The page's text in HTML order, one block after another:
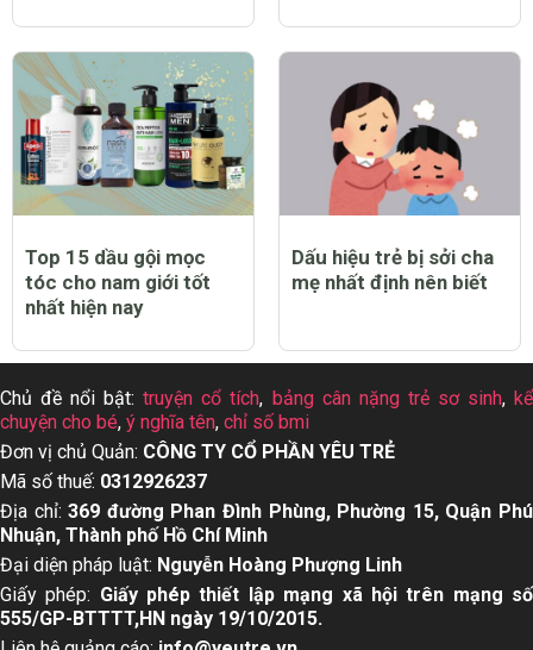
Top 15 dầu gội mọc
tóc cho nam giới tốt
nhất hiện nay
Dấu hiệu trẻ bị sởi cha
mẹ nhất định nên biết
Chủ đề nổi bật:truyện cổ tích, bảng cân nặng trẻ sơ sinh, kể
chuyện cho bé, ý nghĩa tên, chỉ số bmi
Đơn vị chủ Quản: CÔNG TY CỔ PHẦN YÊU TRẺ
Mã số thuế: 0312926237
Địa chỉ:369 đường Phan Đình Phùng, Phường 15, Quận Phú
Nhuận, Thành phố Hồ Chí Minh
Đại diện pháp luật: Nguyễn Hoàng Phượng Linh
Giấy phép: Giấy phép thiết lập mạng xã hội trên mạng số
555/GP-BTTTT,HN ngày 19/10/2015.